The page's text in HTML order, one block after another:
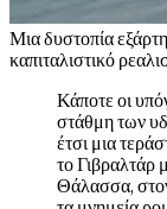
Μια δυστοπία
καπιταλιστικό
Κάποτε οι
στάθμη των
έτσι μια
το Γιβραλτάρ
Θάλασσα,